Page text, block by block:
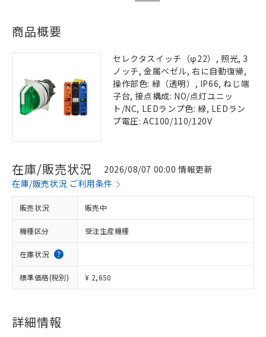
商品概要
セレクタスイッチ（φ22）, 照光, 3
ノッチ, 金属ベゼル, 右に自動復帰,
操作部色: 緑（透明）, IP66, ねじ端
子台, 接点構成: NO/点灯ユニッ
ト/NC, LEDランプ色: 緑, LEDラン
プ電圧: AC100/110/120V
在庫/販売状況
2026/08/07 00:00 情報更新
在庫/販売状況 ご利用条件
販売状況 販売中
機種区分 受注生産機種
在庫状況
標準価格(税別) ¥ 2,650
詳細情報